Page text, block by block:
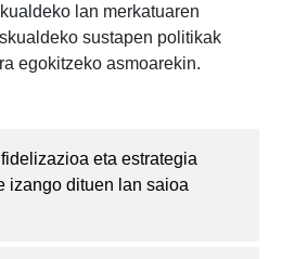
lan merkatuaren
sustapen politikak
egokitzeko asmoarekin.
eta estrategia
izango dituen lan saioa